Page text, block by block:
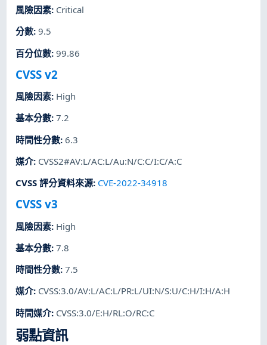
風險因素: Critical
分數:9.5
百分位數:99.86
CVSS v2
風險因素: High
基本分數:7.2
時間性分數:6.3
媒介: CVSS2#AV:L/AC:L/Au:N/C:C/I:C/A:C
CVSS 評分資料來源: CVE-2022-34918
CVSS v3
風險因素: High
基本分數:7.8
時間性分數:7.5
媒介: CVSS:3.0/AV:L/AC:L/PR:L/UI:N/S:U/C:H/I:H/A:H
時間媒介: CVSS:3.0/E:H/RL:O/RC:C
弱點資訊